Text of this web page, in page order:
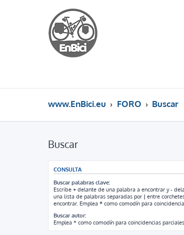
www.EnBici.eu FORO Buscar
Buscar
CONSULTA
Buscar palabras clave:
Escribe + delante de una palabra a encontrar y-
una lista de palabras separadas por | entre
encontrar. Emplea * como comodín para
Buscar autor:
Emplea * como comodín para coincidencias parciales.